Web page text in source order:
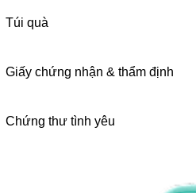
Túi quà
Giấy chứng nhận & thẩm định
Chứng thư tình yêu